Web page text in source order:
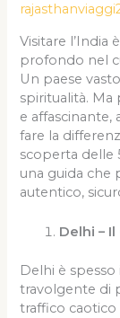
Visitare l’India
profondo nel
Un paese
spiritualità. Ma
e affascinante,
fare la
scoperta delle
una guida che
autentico,
Delhi –
Delhi è
travolgente di
traffico caotico